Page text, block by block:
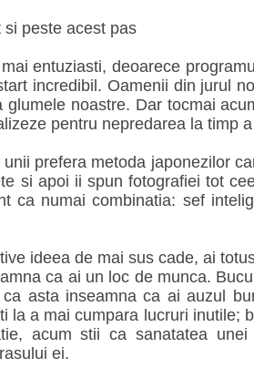
peste acest pas
entuziasti, deoarece
incredibil. Oamenii din jurul
glumele noastre. Dar tocmai
pentru nepredarea la timp
prefera metoda japonezilor
si apoi ii spun fotografiei tot
ca numai combinatia: sef
ideea de mai sus cade, ai
ca ai un loc de munca.
asta inseamna ca ai auzul
la a mai cumpara lucruri inutile;
acum stii ca sanatatea
ei.